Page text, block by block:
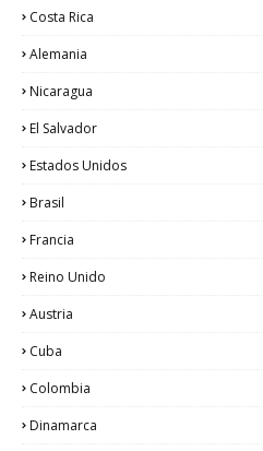
Costa Rica
Alemania
Nicaragua
El Salvador
Estados Unidos
Brasil
Francia
Reino Unido
Austria
Cuba
Colombia
Dinamarca